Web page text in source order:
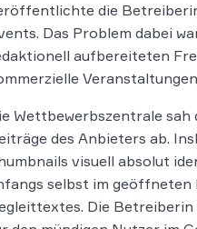
die
Das Problem dabei
aufbereiteten
Wettbewerbszentrale
des Anbieters ab.
visuell absolut
selbst im geöffneten
Die